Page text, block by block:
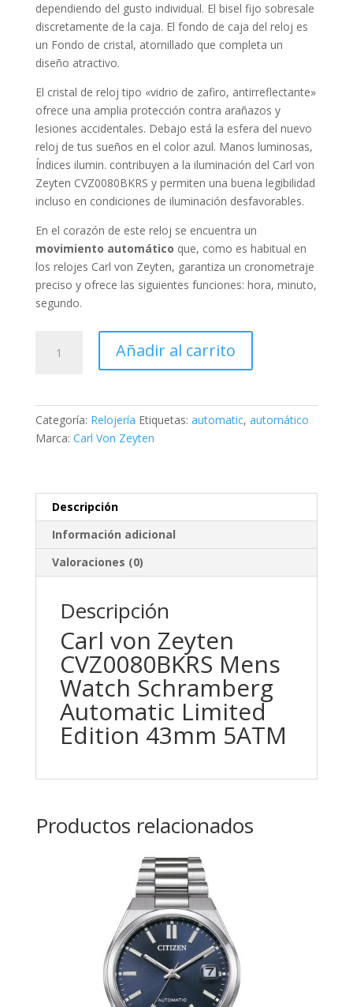
dependiendo del gusto individual. El bisel fijo sobresale
discretamente de la caja. El fondo de caja del reloj es
un Fondo de cristal, atornillado que completa un
diseño atractivo.
El cristal de reloj tipo «vidrio de zafiro, antirreflectante»
ofrece una amplia protección contra arañazos y
lesiones accidentales. Debajo está la esfera del nuevo
reloj de tus sueños en el color azul. Manos luminosas,
Índices ilumin. contribuyen a la iluminación del Carl von
Zeyten CVZ0080BKRS y permiten una buena legibilidad
incluso en condiciones de iluminación desfavorables.
En el corazón de este reloj se encuentra un
movimiento automático que, como es habitual en
los relojes Carl von Zeyten, garantiza un cronometraje
preciso y ofrece las siguientes funciones: hora, minuto,
segundo.
Limited
Añadir al carrito
Categoría: Relojería Etiquetas: automatic, automático
Marca: Carl Von Zeyten
Descripción
Información adicional
Valoraciones (0)
Descripción
Carl von Zeyten
CVZ0080BKRS Mens
Watch Schramberg
Automatic Limited
Edition 43mm 5ATM
Productos relacionados